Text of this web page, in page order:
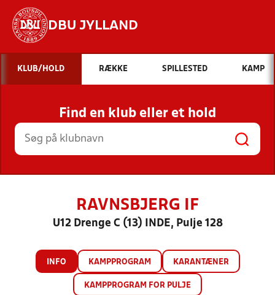
DBU JYLLAND
Hvad vil du søge efter?
INDHOLD OG NYHEDER
STILLINGER, RESULTATER, KLUBBER OG
HOLD
KLUB/HOLD RÆKKE SPILLESTED KAMP
Find en klub eller et hold
RAVNSBJERG IF
U12 Drenge C (13) INDE, Pulje 128
INFO KAMPPROGRAM KARANTÆNER
KAMPPROGRAM FOR PULJE